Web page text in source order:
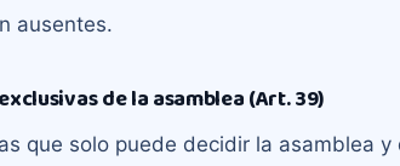
ausentes.
de la asamblea (Art. 39)
que solo puede decidir la asamblea